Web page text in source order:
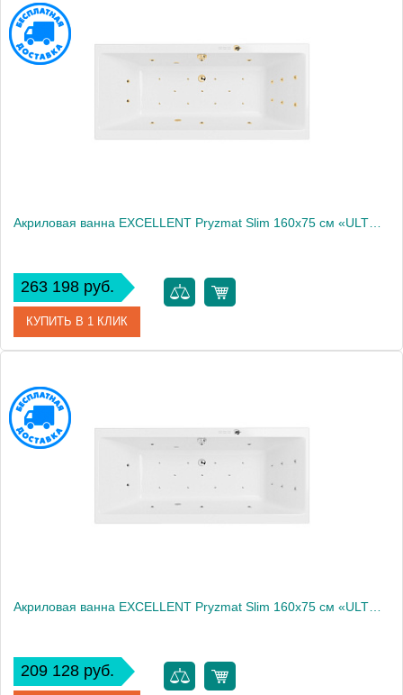
Артикул
Производитель
263 198 руб.
КУПИТЬ В 1 КЛИК
Артикул
Производитель
209 128 руб.